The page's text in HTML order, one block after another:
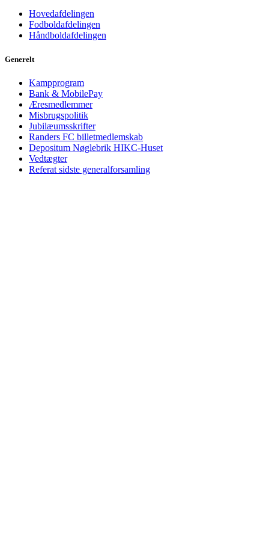
Hovedafdelingen
Fodboldafdelingen
Håndboldafdelingen
Generelt
Kampprogram
Bank & MobilePay
Æresmedlemmer
Misbrugspolitik
Jubilæumsskrifter
Randers FC billetmedlemskab
Depositum Nøglebrik HIKC-Huset
Vedtægter
Referat sidste generalforsamling